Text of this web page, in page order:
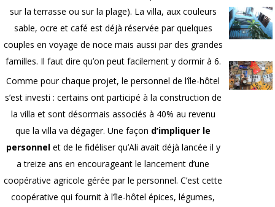
sur la terrasse ou sur la plage). La villa, aux couleurs
sable, ocre et café est déjà réservée par quelques
couples en voyage de noce mais aussi par des grandes
familles. Il faut dire qu’on peut facilement y dormir à 6.
Comme pour chaque projet, le personnel de l’île-hôtel
s’est investi : certains ont participé à la construction de
la villa et sont désormais associés à 40% au revenu
que la villa va dégager. Une façon d’impliquer le
personnelet de le fidéliser qu’Ali avait déjà lancée il y
a treize ans en encourageant le lancement d’une
coopérative agricole gérée par le personnel. C’est cette
coopérative qui fournit à l’île-hôtel épices, légumes,